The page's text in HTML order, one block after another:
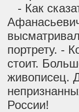
- Как
портрету. -
стоит.
живописец.
России!